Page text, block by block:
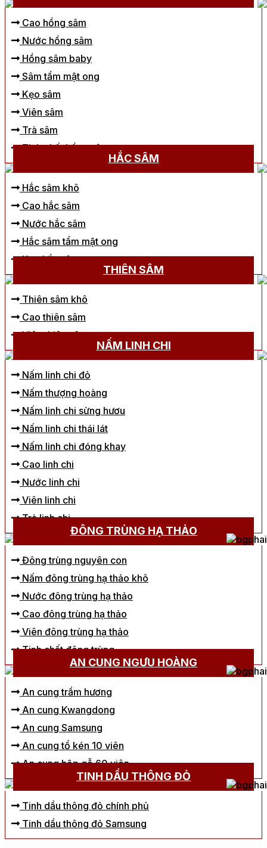
Cao hồng sâm
Nước hồng sâm
Hồng sâm baby
Sâm tẩm mật ong
Kẹo sâm
Viên sâm
Trà sâm
Tinh chất hồng sâm
HẮC SÂM
Hắc sâm khô
Cao hắc sâm
Nước hắc sâm
Hắc sâm tẩm mật ong
Kẹo hắc sâm
THIÊN SÂM
Thiên sâm khô
Cao thiên sâm
Viên thiên sâm
NẤM LINH CHI
Nấm linh chi đỏ
Nấm thượng hoàng
Nấm linh chi sừng hươu
Nấm linh chi thái lát
Nấm linh chi đóng khay
Cao linh chi
Nước linh chi
Viên linh chi
Trà linh chi
ĐÔNG TRÙNG HẠ THẢO
Đông trùng nguyên con
Nấm đông trùng hạ thảo khô
Nước đông trùng hạ thảo
Cao đông trùng hạ thảo
Viên đông trùng hạ thảo
Tinh chất đông trùng
AN CUNG NGƯU HOÀNG
An cung trầm hương
An cung Kwangdong
An cung Samsung
An cung tổ kén 10 viên
An cung hộp gỗ 60 viên
TINH DẦU THÔNG ĐỎ
Tinh dầu thông đỏ chính phủ
Tinh dầu thông đỏ Samsung